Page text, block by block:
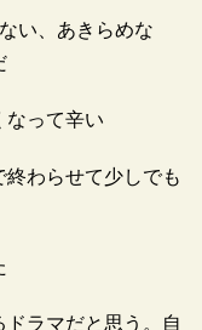
い、あきらめな
なって辛い
終わらせて少しでも
ドラマだと思う。自